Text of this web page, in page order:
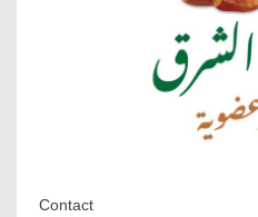
Contact